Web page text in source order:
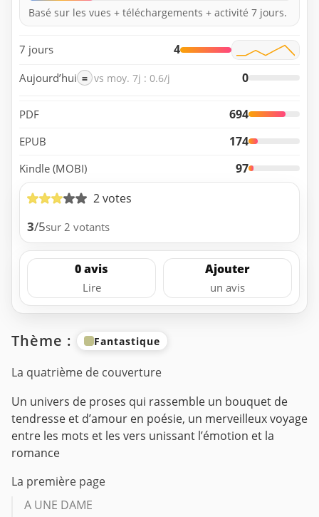
Basé sur les vues + téléchargements + activité 7 jours.
7 jours 4
Aujourd’hui = vs moy. 7j : 0.6/j 0
PDF 694
EPUB 174
Kindle (MOBI)
97
2 votes
3/5sur 2 votants
0 avis
Lire
Ajouter
un avis
Thème : Fantastique
La quatrième de couverture
Un univers de proses qui rassemble un bouquet de
tendresse et d’amour en poésie, un merveilleux voyage
entre les mots et les vers unissant l’émotion et la
romance
La première page
A UNE DAME